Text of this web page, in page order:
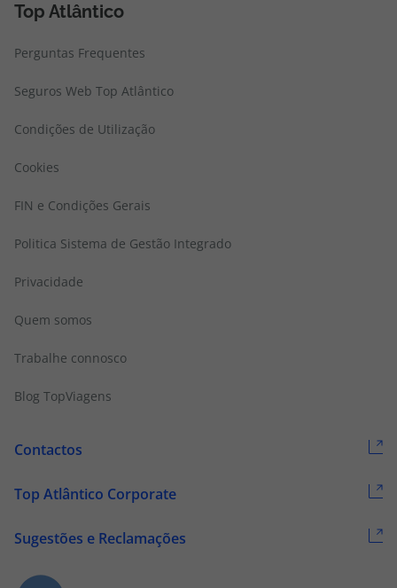
Top Atlântico
Perguntas Frequentes
Seguros Web Top Atlântico
Condições de Utilização
Cookies
FIN e Condições Gerais
Politica Sistema de Gestão Integrado
Privacidade
Quem somos
Trabalhe connosco
Blog TopViagens
Contactos
Top Atlântico Corporate
Sugestões e Reclamações